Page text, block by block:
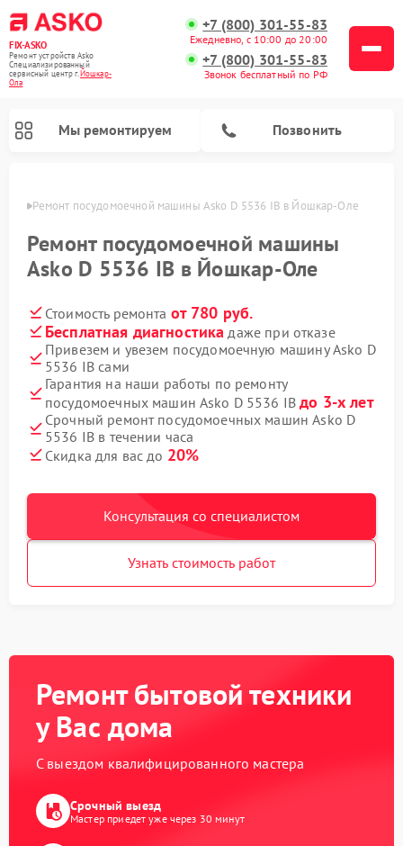
FIX-ASKO
Ремонт устройств Asko
Специализированный
cервисный центр г.Йошкар-
Ола
+7 (800) 301-55-83
Ежедневно, с 10:00 до 20:00
+7 (800) 301-55-83
Звонок бесплатный по РФ
Мы ремонтируем Позвонить
Ремонт посудомоечной машины Asko D 5536 IB в Йошкар-Оле
Ремонт посудомоечной машины
Asko D 5536 IB в Йошкар-Оле
Стоимость ремонта от 780 руб.
Бесплатная диагностика даже при отказе
Привезем и увезем посудомоечную машину Asko D
5536 IB сами
Гарантия на наши работы по ремонту
посудомоечных машин Asko D 5536 IBдо 3-х лет
Срочный ремонт посудомоечных машин Asko D
5536 IB в течении часа
Скидка для вас до 20%
Консультация со специалистом
Узнать стоимость работ
Ремонт бытовой техники
у Вас дома
С выездом квалифицированного мастера
Срочный выезд
Мастер приедет уже через 30 минут